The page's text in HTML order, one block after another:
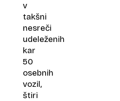
v
takšni
nesreči
udeleženih
kar
50
osebnih
vozil,
štiri